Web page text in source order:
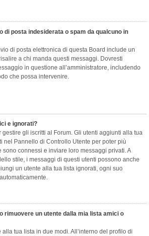
di posta indesiderata o spam da qualcuno in
di posta elettronica di questa Board include un
a chi manda questi messaggi. Dovresti
in questione all’amministratore, includendo
che possa intervenire.
e ignorati?
gestire gli iscritti al Forum. Gli utenti aggiunti alla tua
nel Pannello di Controllo Utente per poter più
connessi e inviare loro messaggi privati. A
stile, i messaggi di questi utenti possono anche
un utente alla tua lista ignorati, ogni suo
rimuovere un utente dalla mia lista amici o
tua lista in due modi. All’interno del profilo di